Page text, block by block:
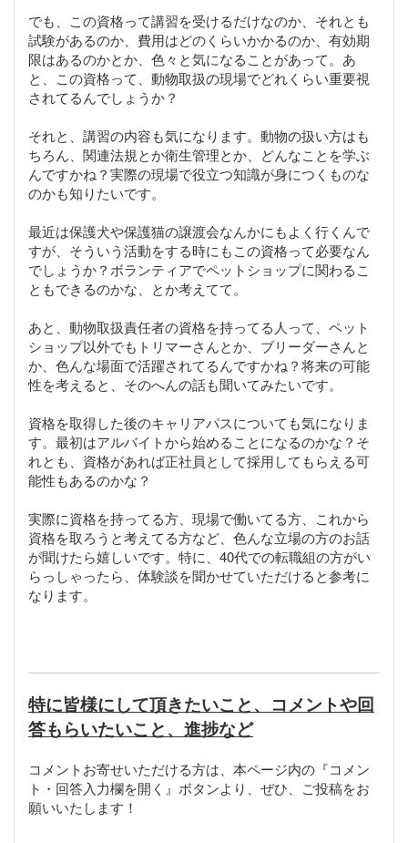
でも、この資格って講習を受けるだけなのか、それとも
試験があるのか、費用はどのくらいかかるのか、有効期
限はあるのかとか、色々と気になることがあって。あ
と、この資格って、動物取扱の現場でどれくらい重要視
されてるんでしょうか？
それと、講習の内容も気になります。動物の扱い方はも
ちろん、関連法規とか衛生管理とか、どんなことを学ぶ
んですかね？実際の現場で役立つ知識が身につくものな
のかも知りたいです。
最近は保護犬や保護猫の譲渡会なんかにもよく行くんで
すが、そういう活動をする時にもこの資格って必要なん
でしょうか？ボランティアでペットショップに関わるこ
ともできるのかな、とか考えてて。
あと、動物取扱責任者の資格を持ってる人って、ペット
ショップ以外でもトリマーさんとか、ブリーダーさんと
か、色んな場面で活躍されてるんですかね？将来の可能
性を考えると、そのへんの話も聞いてみたいです。
資格を取得した後のキャリアパスについても気になりま
す。最初はアルバイトから始めることになるのかな？そ
れとも、資格があれば正社員として採用してもらえる可
能性もあるのかな？
実際に資格を持ってる方、現場で働いてる方、これから
資格を取ろうと考えてる方など、色んな立場の方のお話
が聞けたら嬉しいです。特に、40代での転職組の方がい
らっしゃったら、体験談を聞かせていただけると参考に
なります。
特に皆様にして頂きたいこと、コメントや回
答もらいたいこと、進捗など
コメントお寄せいただける方は、本ページ内の『コメン
ト・回答入力欄を開く』ボタンより、ぜひ、ご投稿をお
願いいたします！